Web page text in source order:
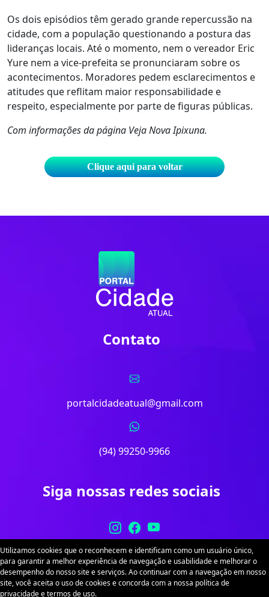
Os dois episódios têm gerado grande repercussão na
cidade, com a população questionando a postura das
lideranças locais. Até o momento, nem o vereador Eric
Yure nem a vice-prefeita se pronunciaram sobre os
acontecimentos. Moradores pedem esclarecimentos e
atitudes que reflitam maior responsabilidade e
respeito, especialmente por parte de figuras públicas.
Com informações da página Veja Nova Ipixuna.
Clique aqui para voltar
Contato
portalcidadeatual@gmail.com
(94) 99250-9966
Siga nossas redes sociais
Portal Cidade Atual. Desenvolvido por
Utilizamos cookies que o reconhecem e identificam como um usuário único,
para garantir a melhor experiência de navegação e usabilidade e melhorar o
desempenho do nosso site e serviços. Ao continuar com a navegação em nosso
site, você aceita o uso de cookies e concorda com a nossa política de
privacidade e termos de uso.